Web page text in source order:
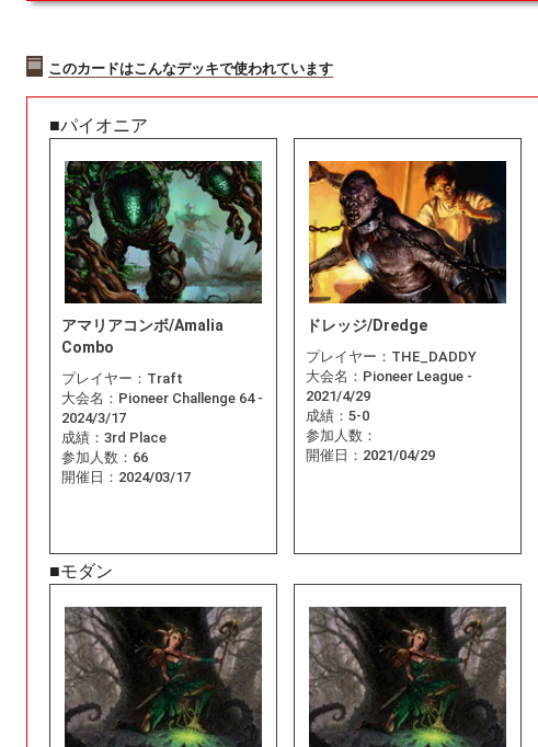
このカードはこんなデッキで使われています
■パイオニア
アマリアコンボ/Amalia
Combo
プレイヤー： Traft
大会名： Pioneer Challenge 64 -
2024/3/17
成績： 3rd Place
参加人数： 66
開催日： 2024/03/17
ドレッジ/Dredge
プレイヤー： THE_DADDY
大会名： Pioneer League -
2021/4/29
成績： 5-0
参加人数：
開催日： 2021/04/29
■モダン